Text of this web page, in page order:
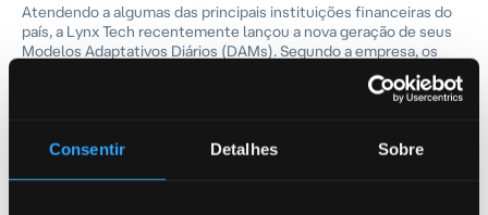
Consentir Detalhes Sobre
Atendendo a algumas das principais instituições financeiras do
país, a Lynx Tech recentemente lançou a nova geração de seus
Modelos Adaptativos Diários (DAMs). Segundo a empresa, os
novos modelos representam uma transição fundamental da
detecção apenas de transações suspeitas individuais para a
identificação de redes de fraude inteiras, analisando padrões
Sobre a Lynx Tech